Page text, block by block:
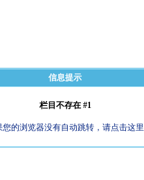
信息提示
栏目不存在 #1
您的浏览器没有自动跳转，请点击这里